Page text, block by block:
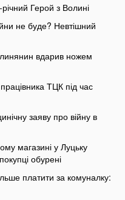
Герой з Волині
не буде? Невтішний
вдарив ножем
ТЦК під час
заяву про війну в
магазині у Луцьку
обурені
платити за комуналку: